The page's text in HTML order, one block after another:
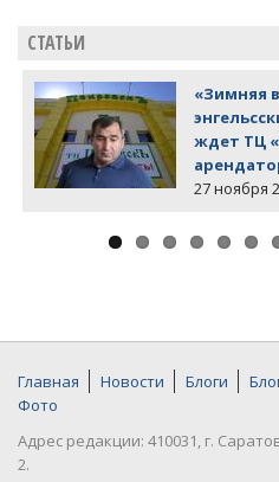
СТАТЬИ
«Зимняя
ждет ТЦ
27 ноября
Главная Новости Блоги
Фото
Адрес редакции: 410031, г.
2.